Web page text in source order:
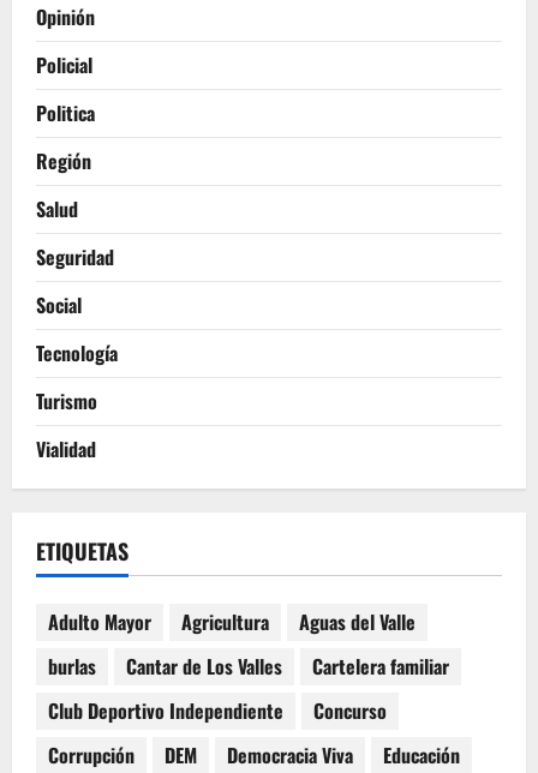
Opinión
Policial
Politica
Región
Salud
Seguridad
Social
Tecnología
Turismo
Vialidad
ETIQUETAS
Adulto Mayor Agricultura
Aguas del Valle
burlas
Cantar de Los Valles
Cartelera familiar
Club Deportivo Independiente
Concurso
Corrupción
DEM Democracia Viva Educación